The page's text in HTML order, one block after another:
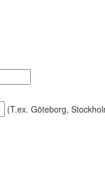
(T.ex. Göteborg,